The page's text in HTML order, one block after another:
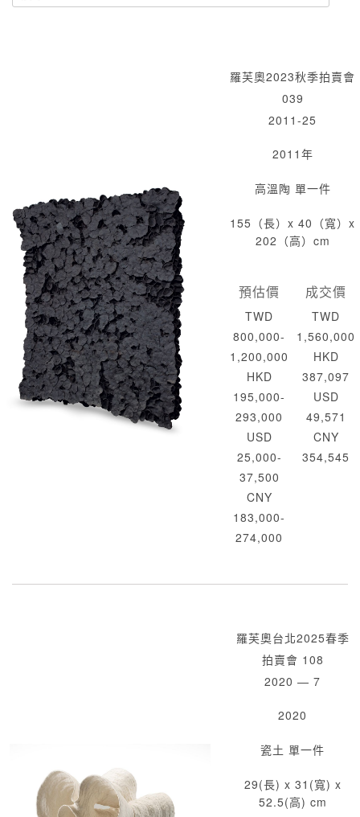
羅芙奧2023秋季拍賣會
039
2011-25
2011年
高溫陶 單一件
155（長）x 40（寬）x
202（高）cm
預估價
TWD
800,000-
1,200,000
HKD
195,000-
293,000
USD
25,000-
37,500
CNY
183,000-
274,000
成交價
TWD
1,560,000
HKD
387,097
USD
49,571
CNY
354,545
羅芙奧台北2025春季
拍賣會 108
2020 — 7
2020
瓷土 單一件
29(長) x 31(寬) x
52.5(高) cm